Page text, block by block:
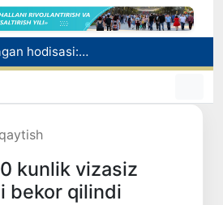
Olimlar Quyosh yuzasining eng aniq tasvirlarini e’lon qilishdi
Insultga chalingan hamyurtimiz bosh konsulxona ko‘magida Olmaotadan yurtimizga qaytarildi
kunlik vizasiz
bekor qilindi